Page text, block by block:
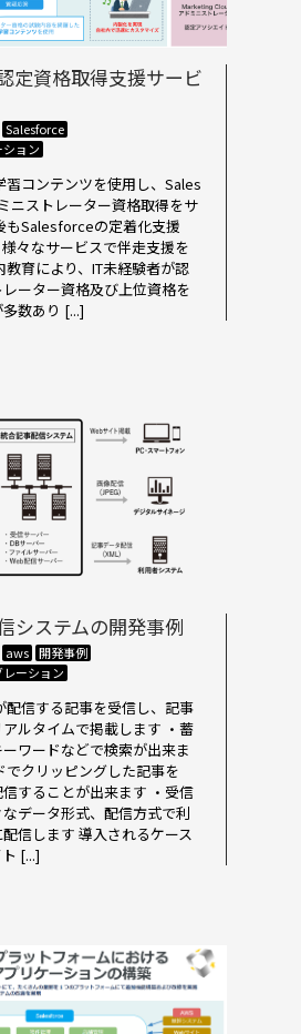
定資格取得支援サービ
Salesforce
ョン
習コンテンツを使用し、Sales
ニストレーター資格取得をサ
もSalesforceの定着化支援
々なサービスで伴走支援を
教育により、IT未経験者が認
ーター資格及び上位資格を
数あり [...]
システムの開発事例
aws 開発事例
ーション
配信する記事を受信し、記事
ルタイムで掲載します ・蓄
ワードなどで検索が出来ま
でクリッピングした記事を
することが出来ます ・受信
データ形式、配信方式で利
信します 導入されるケース
[...]